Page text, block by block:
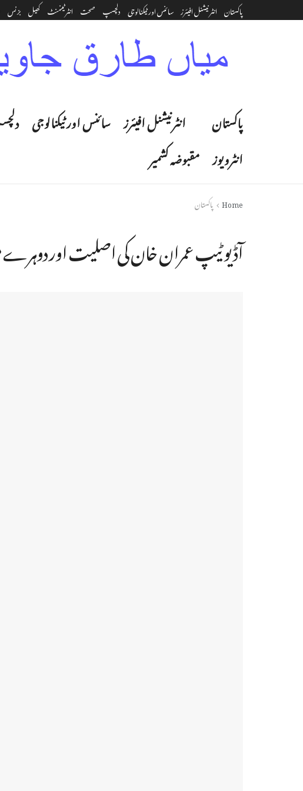
پاکستان انٹرنیشنل افیئرز سائنس اور ٹیکنالوجی دلچسپ صحت انٹرٹینمنٹ‎ کھیل بزنس
پاکستان انٹرنیشنل افیئرز سائنس اور ٹیکنالوجی
انٹرویوز مقبوضہ کشمیر
Home پاکستان
آڈیو ٹیپ عمران خان کی اصلیت اور دوہرے